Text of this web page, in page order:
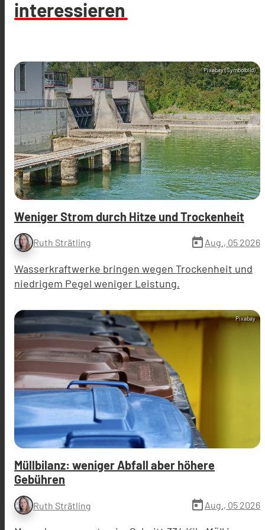
interessieren
Pixabay (Symbolbild)
Weniger Strom durch Hitze und Trockenheit
Ruth Strätling today Aug., 05 2026
Wasserkraftwerke bringen wegen Trockenheit und
niedrigem Pegel weniger Leistung.
Pixabay
Müllbilanz: weniger Abfall aber höhere
Gebühren
Ruth Strätling today Aug., 05 2026